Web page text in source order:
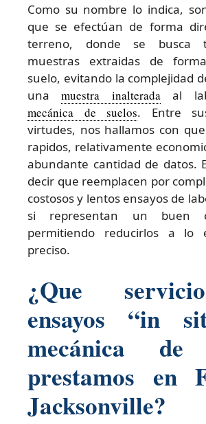
Como su nombre lo indica,
que se efectúan de forma
terreno, donde se busca
muestras extraidas de
suelo, evitando la complejidad
unamuestra inalterada al
mecánica de suelos. Entre
virtudes, nos hallamos con
rapidos, relativamente
abundante cantidad de datos.
decir que reemplacen por
costosos y lentos ensayos de
si representan un buen
permitiendo reducirlos a lo
preciso.
¿Que
ensayos “in
mecánica de
prestamos en
Jacksonville?